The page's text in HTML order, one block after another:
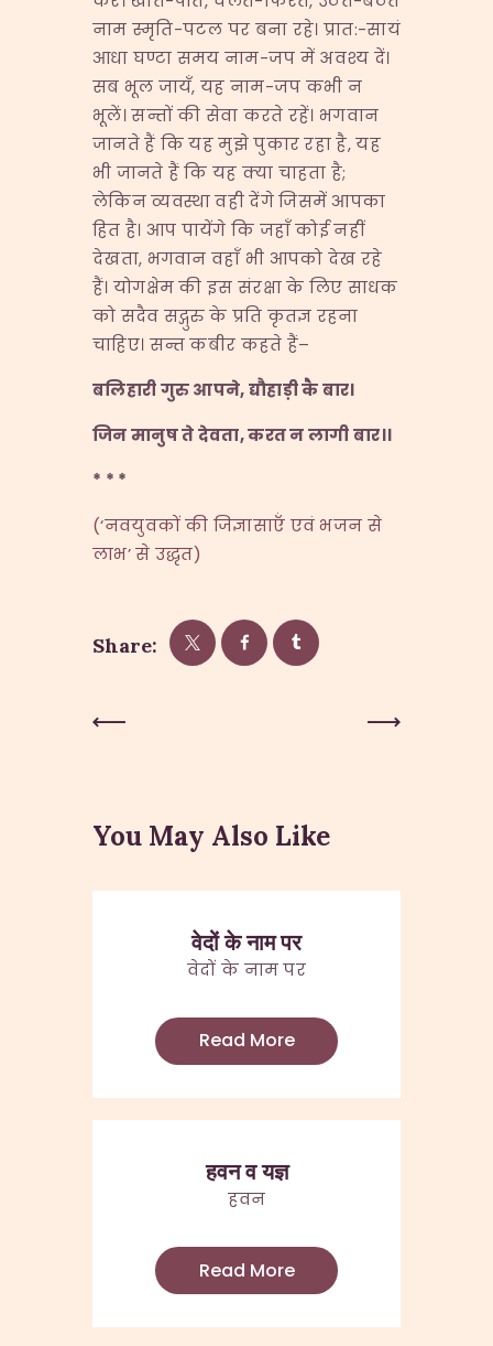
नाम स्मृति-पटल पर बना रहे। प्रात:-सायं
आधा घण्टा समय नाम-जप में अवश्य दें।
सब भूल जायँ, यह नाम-जप कभी न
भूलें। सन्तों की सेवा करते रहें। भगवान
जानते हैं कि यह मुझे पुकार रहा है, यह
भी जानते हैं कि यह क्या चाहता है;
लेकिन व्यवस्था वही देंगे जिसमें आपका
हित है। आप पायेंगे कि जहाँ कोई नहीं
देखता, भगवान वहाँ भी आपको देख रहे
हैं। योगक्षेम की इस संरक्षा के लिए साधक
को सदैव सद्गुरु के प्रति कृतज्ञ रहना
चाहिए। सन्त कबीर कहते हैं–
बलिहारी गुरु आपने,द्यौहाड़ी कै बार।
जिन मानुष ते देवता,करत न लागी बार।।
* * *
(‘नवयुवकों की जिज्ञासाऍं एवं भजन से
लाभ’ से उद्धृत)
Share:
Post
You May Also Like
वेदों के नाम पर
वेदों के नाम पर
Read More
हवन व यज्ञ
हवन
Read More